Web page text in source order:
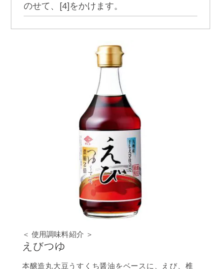
のせて、[4]をかけます。
＜ 使用調味料紹介 ＞
えびつゆ
本醸造丸大豆うすくち醤油をベースに、えび、椎